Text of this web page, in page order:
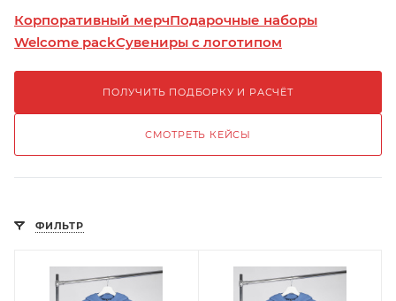
Корпоративный мерчПодарочные наборы
Welcome packСувениры с логотипом
ПОЛУЧИТЬ ПОДБОРКУ И РАСЧЁТ
СМОТРЕТЬ КЕЙСЫ
ФИЛЬТР